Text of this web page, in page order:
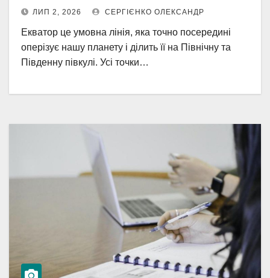
ЛИП 2, 2026 СЕРГІЄНКО ОЛЕКСАНДР
Екватор це умовна лінія, яка точно посередині
оперізує нашу планету і ділить її на Північну та
Південну півкулі. Усі точки…